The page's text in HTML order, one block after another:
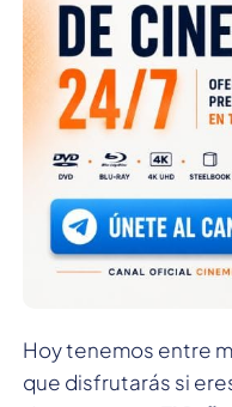
Hoy tenemos entre
que disfrutarás si